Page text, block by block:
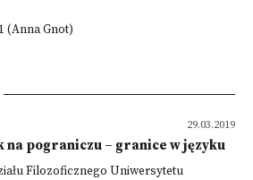
(Anna Gnot)
29.03.2019
na pograniczu – granice w języku
Filozoficznego Uniwersytetu